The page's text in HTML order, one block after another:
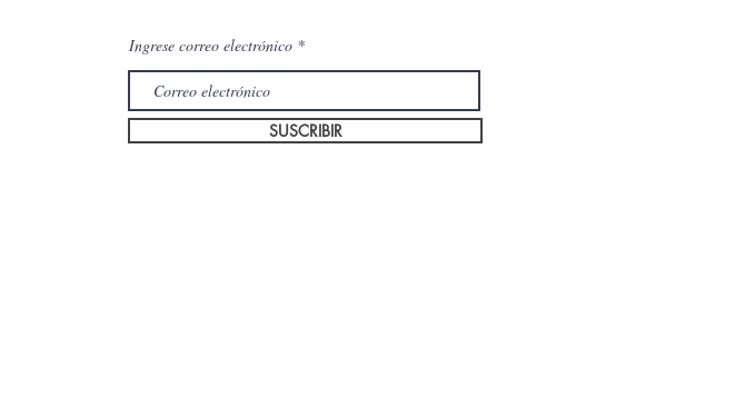
Ingrese correo electrónico
SUSCRIBIR